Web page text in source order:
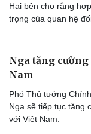
Thông tin doanh
Doanh nghiệp 24h
Doanh nhân
Hai bên cho rằng
trọng của quan hệ
Nga tăng
Nam
Phó Thủ tướng
Nga sẽ tiếp tục tăng
với Việt Nam.